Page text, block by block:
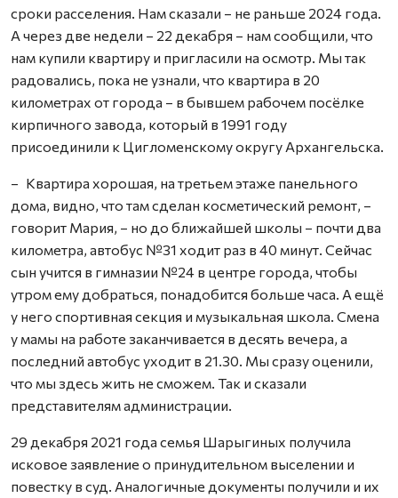
сроки расселения. Нам сказали – не раньше 2024 года.
А через две недели – 22 декабря – нам сообщили, что
нам купили квартиру и пригласили на осмотр. Мы так
радовались, пока не узнали, что квартира в 20
километрах от города – в бывшем рабочем посёлке
кирпичного завода, который в 1991 году
присоединили к Цигломенскому округу Архангельска.
– Квартира хорошая, на третьем этаже панельного
дома, видно, что там сделан косметический ремонт, –
говорит Мария, – но до ближайшей школы – почти два
километра, автобус №31 ходит раз в 40 минут. Сейчас
сын учится в гимназии №24 в центре города, чтобы
утром ему добраться, понадобится больше часа. А ещё
у него спортивная секция и музыкальная школа. Смена
у мамы на работе заканчивается в десять вечера, а
последний автобус уходит в 21.30. Мы сразу оценили,
что мы здесь жить не сможем. Так и сказали
представителям администрации.
29 декабря 2021 года семья Шарыгиных получила
исковое заявление о принудительном выселении и
повестку в суд. Аналогичные документы получили и их